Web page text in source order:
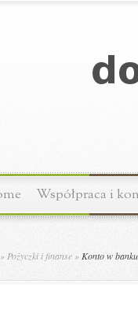
Współpraca i
» Pożyczki i finanse » Konto w